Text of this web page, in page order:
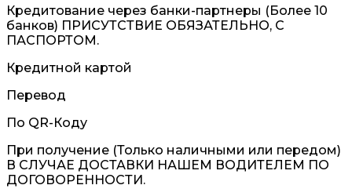
Кредитование через банки-партнеры (Более 10
банков) ПРИСУТСТВИЕ ОБЯЗАТЕЛЬНО, С
ПАСПОРТОМ.
Кредитной картой
Перевод
По QR-Коду
При получение (Только наличными или передом)
В СЛУЧАЕ ДОСТАВКИ НАШЕМ ВОДИТЕЛЕМ ПО
ДОГОВОРЕННОСТИ.